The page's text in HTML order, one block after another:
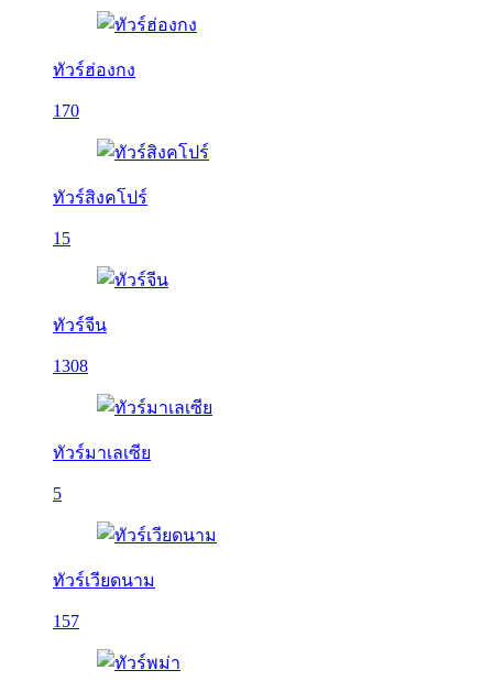
ทัวร์ฮ่องกง
170
ทัวร์สิงคโปร์
15
ทัวร์จีน
1308
ทัวร์มาเลเซีย
5
ทัวร์เวียดนาม
157